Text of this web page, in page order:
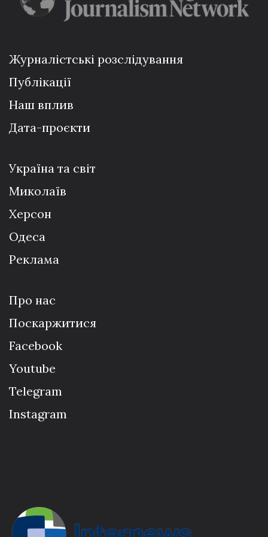
Журналістські розслідування
Публікації
Наш вплив
Дата-проєкти
Україна та світ
Миколаїв
Херсон
Одеса
Реклама
Про нас
Поскаржитися
Facebook
Youtube
Telegram
Instagram